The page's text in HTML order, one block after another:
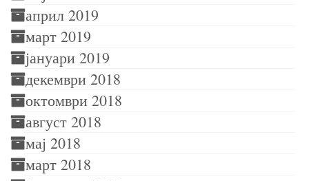
април 2019
март 2019
јануари 2019
декември 2018
октомври 2018
август 2018
мај 2018
март 2018